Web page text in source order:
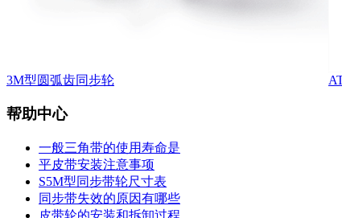
3M型圆弧齿同步轮
帮助中心
一般三角带的使用寿命是
平皮带安装注意事项
S5M型同步带轮尺寸表
同步带失效的原因有哪些